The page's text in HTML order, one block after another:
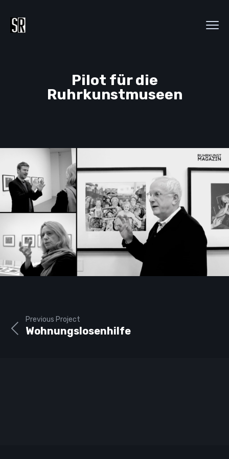
Pilot für die
Ruhrkunstmuseen
Previous Project
Wohnungslosenhilfe